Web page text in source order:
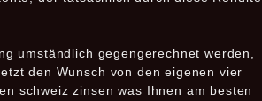
umständlich gegengerechnet werden,
den Wunsch von den eigenen vier
schweiz zinsen was Ihnen am besten